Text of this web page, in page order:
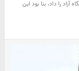
آزاد را داد، بنا بود این